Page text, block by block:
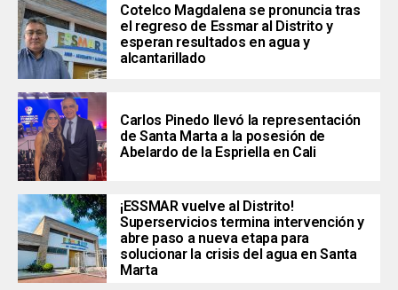
Cotelco Magdalena se pronuncia tras
el regreso de Essmar al Distrito y
esperan resultados en agua y
alcantarillado
Carlos Pinedo llevó la representación
de Santa Marta a la posesión de
Abelardo de la Espriella en Cali
¡ESSMAR vuelve al Distrito!
Superservicios termina intervención y
abre paso a nueva etapa para
solucionar la crisis del agua en Santa
Marta